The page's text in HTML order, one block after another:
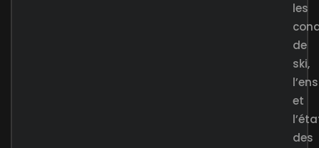
les
de
ski,
et
des